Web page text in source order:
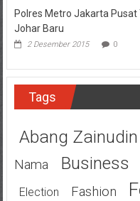
Polres Metro Jakarta
Johar Baru
2 Desember 2015 0
Tags
Abang Zainudin
Nama
Business
Election Fashion